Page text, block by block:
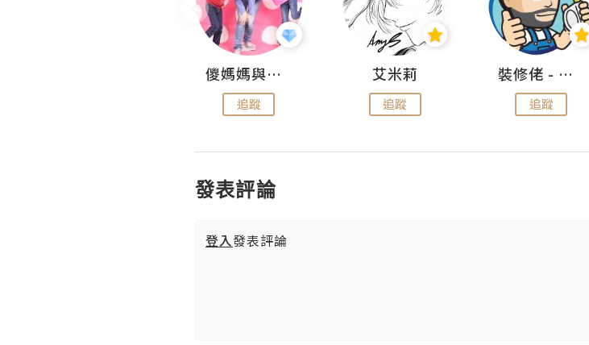
儍媽媽與兩隻小魔怪之家
追蹤
艾米莉
追蹤
裝修佬 - 香港一站式網上裝修平台
追蹤
發表評論
登入發表評論